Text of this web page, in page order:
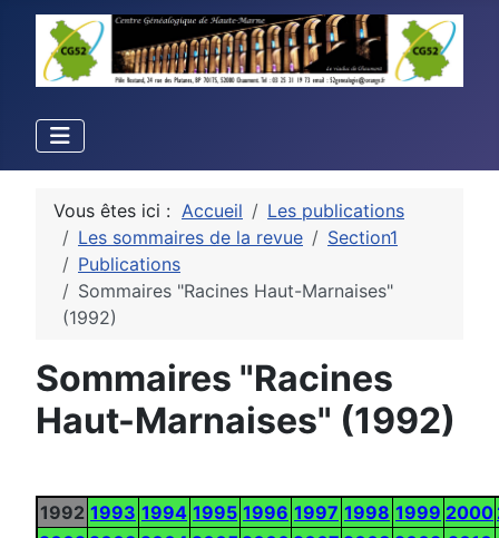
Vous êtes ici : Accueil
Les publications
Les sommaires de la revue
Section1
Publications
Sommaires "Racines Haut-Marnaises"
(1992)
Sommaires "Racines
Haut-Marnaises" (1992)
1992 1993 1994 1995 1996 1997 1998 1999 2000